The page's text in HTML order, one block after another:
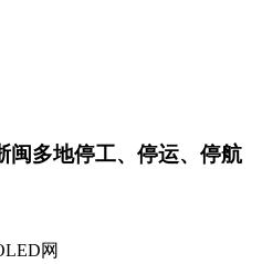
闽多地停工、停运、停航
网